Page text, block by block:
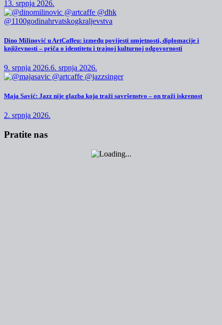
13. srpnja 2026.
Dino Milinović u ArtCaffeu: između povijesti umjetnosti, diplomacije i
književnosti – priča o identitetu i trajnoj kulturnoj odgovornosti
9. srpnja 2026.6. srpnja 2026.
Maja Savić: Jazz nije glazba koja traži savršenstvo – on traži iskrenost
2. srpnja 2026.
Pratite nas